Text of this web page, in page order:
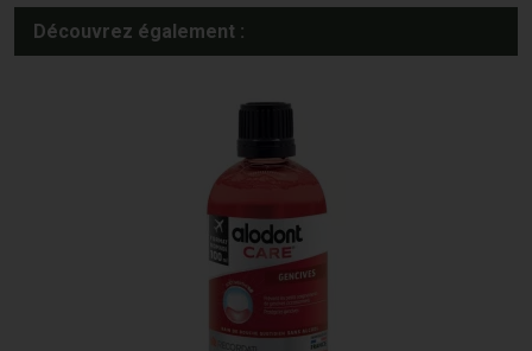
Découvrez également :